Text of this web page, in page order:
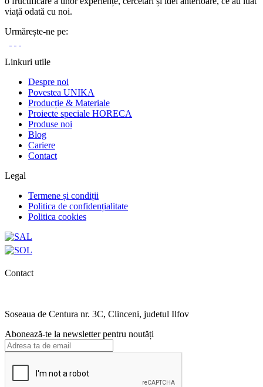
viață odată cu noi.
Urmărește-ne pe:
Linkuri utile
Despre noi
Povestea UNIKA
Producție & Materiale
Proiecte speciale HORECA
Produse noi
Blog
Cariere
Contact
Legal
Termene și condiții
Politica de confidențialitate
Politica cookies
Contact
Soseaua de Centura nr. 3C, Clinceni, judetul Ilfov
Abonează-te la newsletter pentru noutăți